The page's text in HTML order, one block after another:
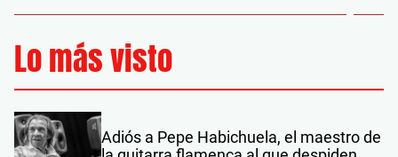
Lo más visto
Adiós a Pepe Habichuela, el maestro de